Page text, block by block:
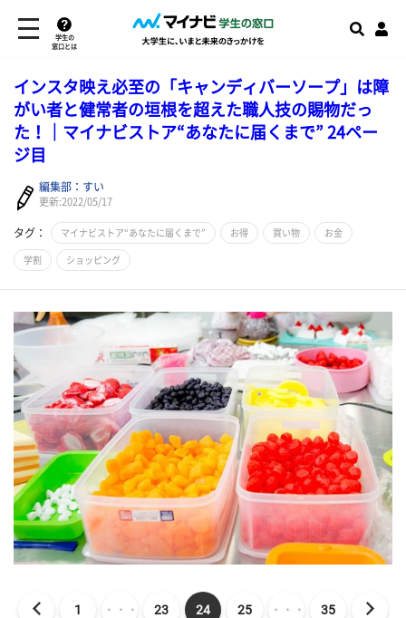
学生の
窓口とは
インスタ映え必至の「キャンディバーソープ」は障
がい者と健常者の垣根を超えた職人技の賜物だっ
た！｜マイナビストア“あなたに届くまで” 24ペー
ジ目
編集部：すい
更新:2022/05/17
タグ： マイナビストア“あなたに届くまで” お得 買い物 お金
学割 ショッピング
1 ・・・ 23 24 25 ・・・ 35